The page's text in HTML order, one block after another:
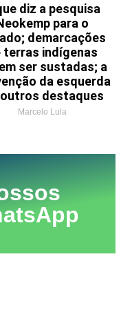
diz a pesquisa
para o
demarcações
terras indígenas
ser sustadas; a
da esquerda
destaques
Marcelo Lula